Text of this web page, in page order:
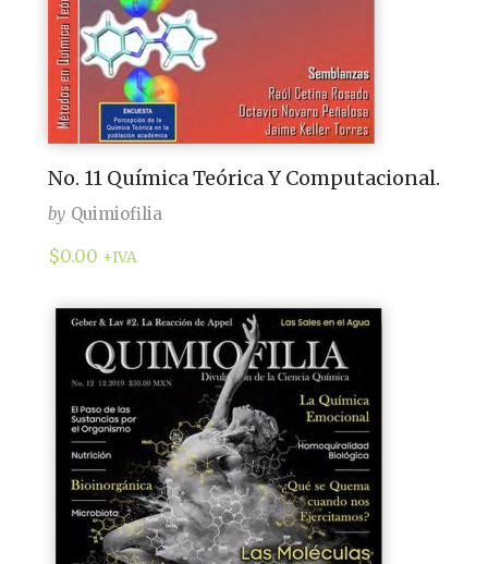
No. 11 Química Teórica Y Computacional.
by Quimiofilia
$0.00 +IVA